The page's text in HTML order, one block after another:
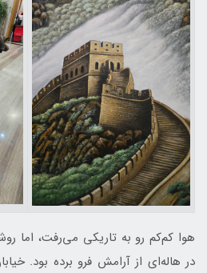
هوا کم‌کم رو به تاریکی می‌رفت، اما
در هاله‌ای از آرامش فرو برده بود.